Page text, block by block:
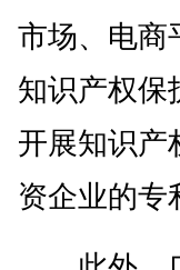
市场、电商
知识产权保
开展知识产
资企业的专